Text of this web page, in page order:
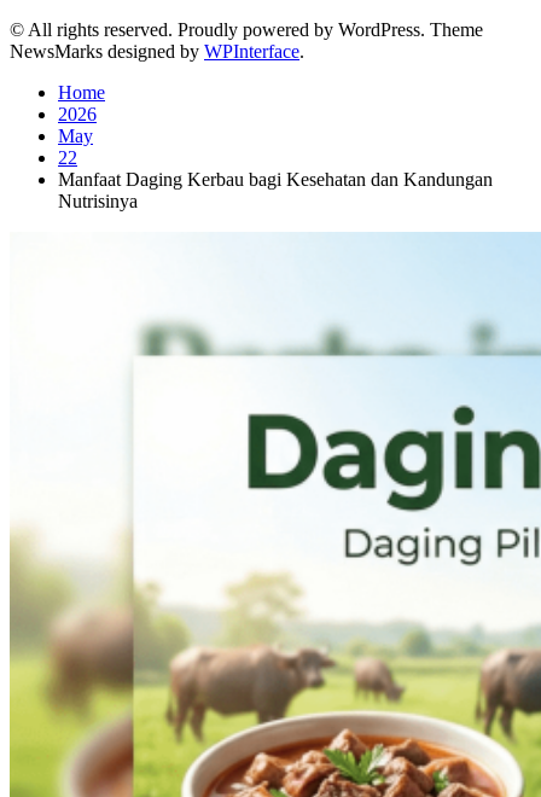
© All rights reserved. Proudly powered by WordPress. Theme
NewsMarks designed by WPInterface.
Home
2026
May
22
Manfaat Daging Kerbau bagi Kesehatan dan Kandungan
Nutrisinya